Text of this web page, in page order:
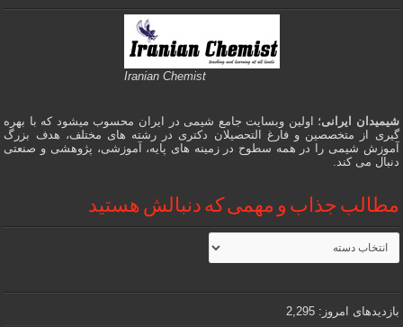
Iranian Chemist
شیمیدان ایرانی؛ اولین وبسایت جامع شیمی در ایران محسوب میشود که با بهره
گیری از متخصصین و فارغ التحصیلان دکتری در رشته های مختلف، هدف بزرگ
آموزش شیمی را در همه سطوح در زمینه های پایه، آموزشی، پژوهشی و صنعتی
دنبال می کند.
مطالب جذاب و مهمی که دنبالش هستید
مطالب
جذاب
و
که
دنبالش
هستید
بازدیدهای امروز: 2,295